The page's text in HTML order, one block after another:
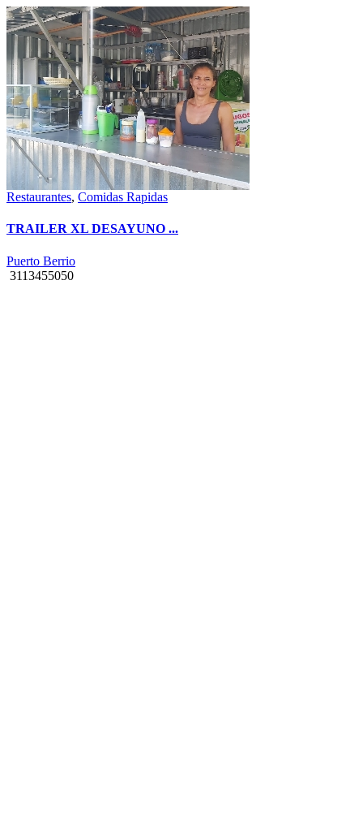
Restaurantes, Comidas Rapidas
TRAILER XL DESAYUNO ...
Puerto Berrio
3113455050